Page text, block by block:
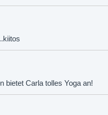
bietet Carla tolles Yoga an!